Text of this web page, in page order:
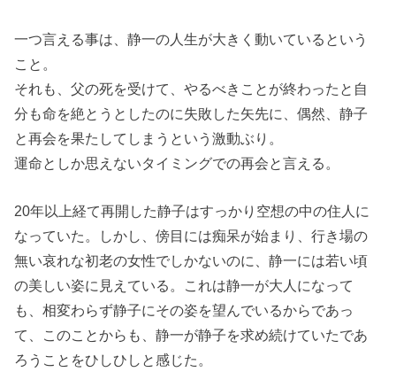
一つ言える事は、静一の人生が大きく動いているという
こと。
それも、父の死を受けて、やるべきことが終わったと自
分も命を絶とうとしたのに失敗した矢先に、偶然、静子
と再会を果たしてしまうという激動ぶり。
運命としか思えないタイミングでの再会と言える。
20年以上経て再開した静子はすっかり空想の中の住人に
なっていた。しかし、傍目には痴呆が始まり、行き場の
無い哀れな初老の女性でしかないのに、静一には若い頃
の美しい姿に見えている。これは静一が大人になって
も、相変わらず静子にその姿を望んでいるからであっ
て、このことからも、静一が静子を求め続けていたであ
ろうことをひしひしと感じた。